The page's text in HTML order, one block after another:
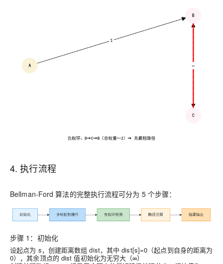
4. 执行流程
Bellman-Ford 算法的完整执行流程可分为 5 个步骤：
步骤 1：初始化
设起点为 s，创建距离数组 dist，其中 dist[s]=0（起点到自身的距离为
0），其余顶点的 dist 值初始化为无穷大（∞）